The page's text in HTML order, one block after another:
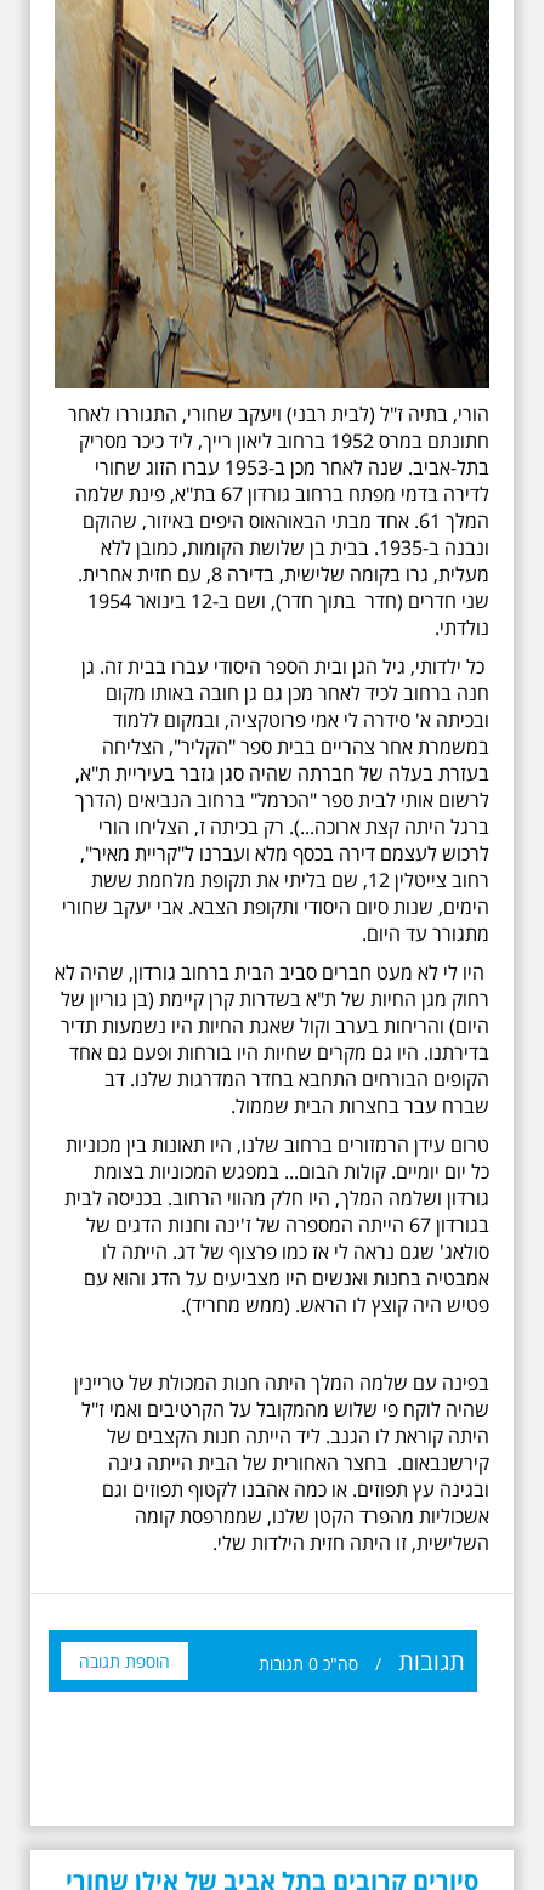
הורי, בתיה ז"ל (לבית רבני) ויעקב שחורי, התגוררו לאחר
חתונתם במרס 1952 ברחוב ליאון רייך, ליד כיכר מסריק
בתל-אביב. שנה לאחר מכן ב-1953 עברו הזוג שחורי
לדירה בדמי מפתח ברחוב גורדון 67 בת"א, פינת שלמה
המלך 61. אחד מבתי הבאוהאוס היפים באיזור, שהוקם
ונבנה ב-1935. בבית בן שלושת הקומות, כמובן ללא
מעלית, גרו בקומה שלישית, בדירה 8, עם חזית אחרית.
שני חדרים (חדר בתוך חדר), ושם ב-12 בינואר 1954
נולדתי.
כל ילדותי, גיל הגן ובית הספר היסודי עברו בבית זה. גן
חנה ברחוב לכיד לאחר מכן גם גן חובה באותו מקום
ובכיתה א' סידרה לי אמי פרוטקציה, ובמקום ללמוד
במשמרת אחר צהריים בבית ספר "הקליר", הצליחה
בעזרת בעלה של חברתה שהיה סגן גזבר בעיריית ת"א,
לרשום אותי לבית ספר "הכרמל" ברחוב הנביאים (הדרך
ברגל היתה קצת ארוכה...). רק בכיתה ז, הצליחו הורי
לרכוש לעצמם דירה בכסף מלא ועברנו ל"קריית מאיר",
רחוב צייטלין 12, שם בליתי את תקופת מלחמת ששת
הימים, שנות סיום היסודי ותקופת הצבא. אבי יעקב שחורי
מתגורר עד היום.
היו לי לא מעט חברים סביב הבית ברחוב גורדון, שהיה לא
רחוק מגן החיות של ת"א בשדרות קרן קיימת (בן גוריון של
היום) והריחות בערב וקול שאגת החיות היו נשמעות תדיר
בדירתנו. היו גם מקרים שחיות היו בורחות ופעם גם אחד
הקופים הבורחים התחבא בחדר המדרגות שלנו. דב
שברח עבר בחצרות הבית שממול.
טרום עידן הרמזורים ברחוב שלנו, היו תאונות בין מכוניות
כל יום יומיים. קולות הבום... במפגש המכוניות בצומת
גורדון ושלמה המלך, היו חלק מהווי הרחוב. בכניסה לבית
בגורדון 67 הייתה המספרה של ז'ינה וחנות הדגים של
סולאג' שגם נראה לי אז כמו פרצוף של דג. הייתה לו
אמבטיה בחנות ואנשים היו מצביעים על הדג והוא עם
פטיש היה קוצץ לו הראש. (ממש מחריד).
בפינה עם שלמה המלך היתה חנות המכולת של טריינין
שהיה לוקח פי שלוש מהמקובל על הקרטיבים ואמי ז"ל
היתה קוראת לו הגנב. ליד הייתה חנות הקצבים של
קירשנבאום. בחצר האחורית של הבית הייתה גינה
ובגינה עץ תפוזים. או כמה אהבנו לקטוף תפוזים וגם
אשכוליות מהפרד הקטן שלנו, שממרפסת קומה
השלישית, זו היתה חזית הילדות שלי.
תגובות / סה"כ 0 תגובות הוספת תגובה
סיורים קרובים בתל אביב של אילן שחורי
ושיריוו - עטור מצחך זהב
מתאים גם למשפחות -